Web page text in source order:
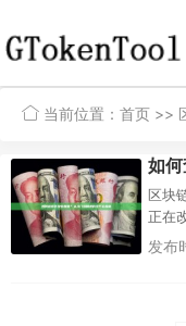
当前位置： 首页 >>
区块
正在
者，
发布